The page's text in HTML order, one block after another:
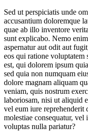
Sed ut perspiciatis unde
accusantium doloremque
quae ab illo inventore
sunt explicabo. Nemo
aspernatur aut odit aut
eos qui ratione voluptatem
est, qui dolorem ipsum
sed quia non numquam
dolore magnam aliquam
veniam, quis nostrum
laboriosam, nisi ut aliquid
vel eum iure reprehenderit
molestiae consequatur,
voluptas nulla pariatur?